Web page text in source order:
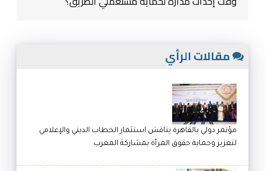
مقالات الرأي
مؤتمر دولي بالقاهرة يناقش استثمار الخطاب الديني والإعلامي
لتعزيز وحماية حقوق المرأة بمشاركة المغرب